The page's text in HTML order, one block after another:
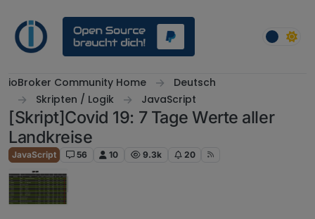
ioBroker Community Home
Deutsch
Skripten / Logik
JavaScript
[Skript]Covid 19: 7 Tage Werte aller
Landkreise
JavaScript 56 10 9.3k 20